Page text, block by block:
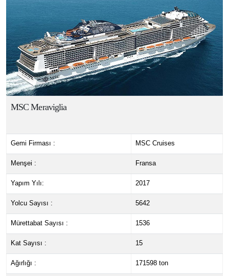
MSC Meraviglia
Gemi Firması : MSC Cruises
Menşei : Fransa
Yapım Yılı: 2017
Yolcu Sayısı : 5642
Mürettabat Sayısı : 1536
Kat Sayısı : 15
Ağırlığı : 171598 ton